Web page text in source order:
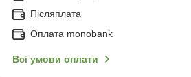
Післяплата
Оплата monobank
Всі умови оплати